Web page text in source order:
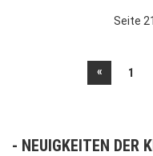
Seite
« 1
NEUIGKEITEN DER